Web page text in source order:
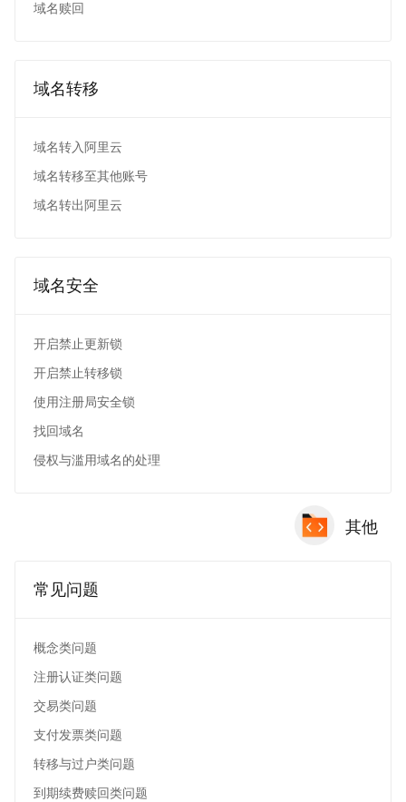
域名赎回
域名转移
域名转入阿里云
域名转移至其他账号
域名转出阿里云
域名安全
开启禁止更新锁
开启禁止转移锁
使用注册局安全锁
找回域名
侵权与滥用域名的处理
其他
常见问题
概念类问题
注册认证类问题
交易类问题
支付发票类问题
转移与过户类问题
到期续费赎回类问题